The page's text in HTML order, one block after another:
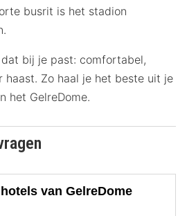
busrit is het stadion
bij je past: comfortabel,
haast. Zo haal je het beste uit je
het GelreDome.
van GelreDome